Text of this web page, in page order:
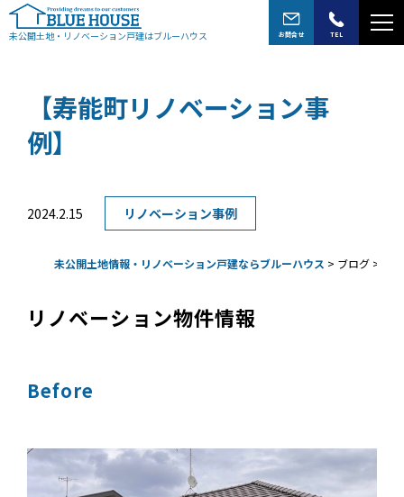
未公開土地・リノベーション戸建はブルーハウス お問合せ TEL
【寿能町リノベーション事
例】
2024.2.15 リノベーション事例
未公開土地情報・リノベーション戸建ならブルーハウス > ブログ >
リノベーション物件情報
Before